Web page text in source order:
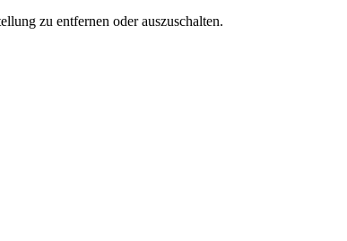
zu entfernen oder auszuschalten.